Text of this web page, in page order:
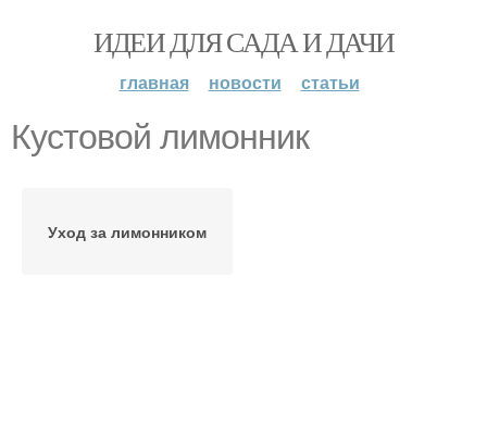
ИДЕИ ДЛЯ САДА И ДАЧИ
главная новости статьи
Кустовой лимонник
Уход за лимонником